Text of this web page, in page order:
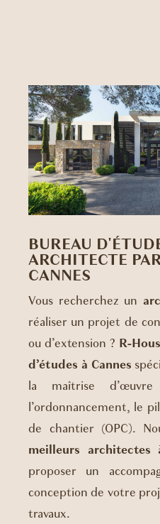
BUREAU
ARCHITECTE
CANNES
Vous recherchez un
réaliser un projet de
ou d’extension ? R-
d’études à Cannes
la maîtrise d’œuvre
l’ordonnancement, le
de chantier (OPC).
meilleurs architectes
proposer un
conception de votre
travaux.